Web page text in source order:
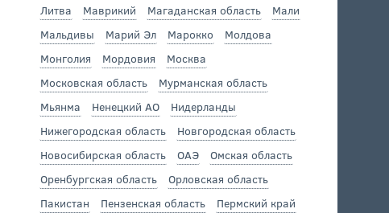
Литва
Маврикий Магаданская область
Мали
Мальдивы
Марий Эл Марокко
Молдова
Монголия
Мордовия
Москва
Московская область
Мурманская область
Мьянма
Ненецкий АО
Нидерланды
Нижегородская область
Новгородская область
Новосибирская область
ОАЭ
Омская область
Оренбургская область
Орловская область
Пакистан
Пензенская область
Пермский край